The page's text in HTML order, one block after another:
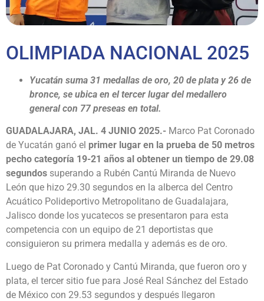
OLIMPIADA NACIONAL 2025
Yucatán suma 31 medallas de oro, 20 de plata y 26 de
bronce, se ubica en el tercer lugar del medallero
general con 77 preseas en total.
GUADALAJARA, JAL. 4 JUNIO 2025.- Marco Pat Coronado
de Yucatán ganó el primer lugar en la prueba de 50 metros
pecho categoría 19-21 años al obtener un tiempo de 29.08
segundos superando a Rubén Cantú Miranda de Nuevo
León que hizo 29.30 segundos en la alberca del Centro
Acuático Polideportivo Metropolitano de Guadalajara,
Jalisco donde los yucatecos se presentaron para esta
competencia con un equipo de 21 deportistas que
consiguieron su primera medalla y además es de oro.
Luego de Pat Coronado y Cantú Miranda, que fueron oro y
plata, el tercer sitio fue para José Real Sánchez del Estado
de México con 29.53 segundos y después llegaron